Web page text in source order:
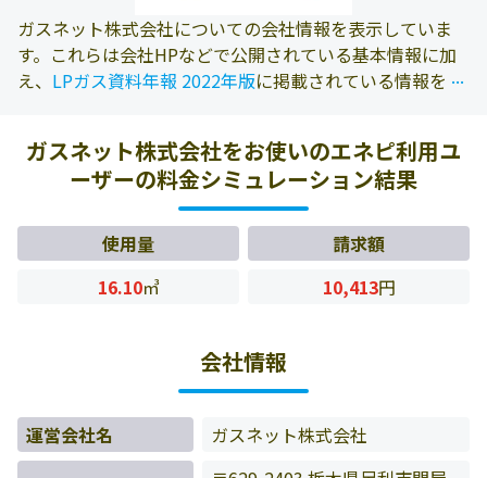
ガスネット株式会社についての会社情報を表示していま
す。これらは会社HPなどで公開されている基本情報に加
え、 LPガス資料年報 2022年版に掲載されている情報を参
...
...
ガスネット株式会社をお使いのエネピ利用ユ
ーザーの料金シミュレーション結果
使用量
請求額
16.10㎥ 10,413円
会社情報
運営会社名 ガスネット株式会社